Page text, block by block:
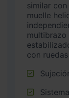
similar
muelle
con